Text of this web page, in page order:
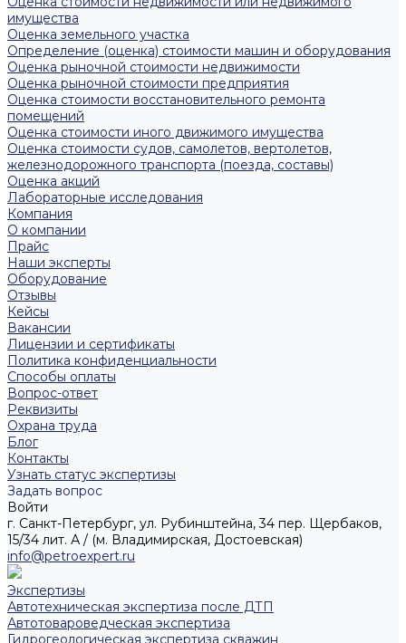
имущества
Оценка земельного участка
Определение (оценка) стоимости машин и оборудования
Оценка рыночной стоимости недвижимости
Оценка рыночной стоимости предприятия
Оценка стоимости восстановительного ремонта
помещений
Оценка стоимости иного движимого имущества
Оценка стоимости судов, самолетов, вертолетов,
железнодорожного транспорта (поезда, составы)
Оценка акций
Лабораторные исследования
Компания
О компании
Прайс
Наши эксперты
Оборудование
Отзывы
Кейсы
Вакансии
Лицензии и сертификаты
Политика конфиденциальности
Способы оплаты
Вопрос-ответ
Реквизиты
Охрана труда
Блог
Контакты
Узнать статус экспертизы
Задать вопрос
Войти
г. Санкт-Петербург, ул. Рубинштейна, 34 пер. Щербаков,
15/34 лит. А / (м. Владимирская, Достоевская)
info@petroexpert.ru
Экспертизы
Автотехническая экспертиза после ДТП
Автотовароведческая экспертиза
Гидрогеологическая экспертиза скважин